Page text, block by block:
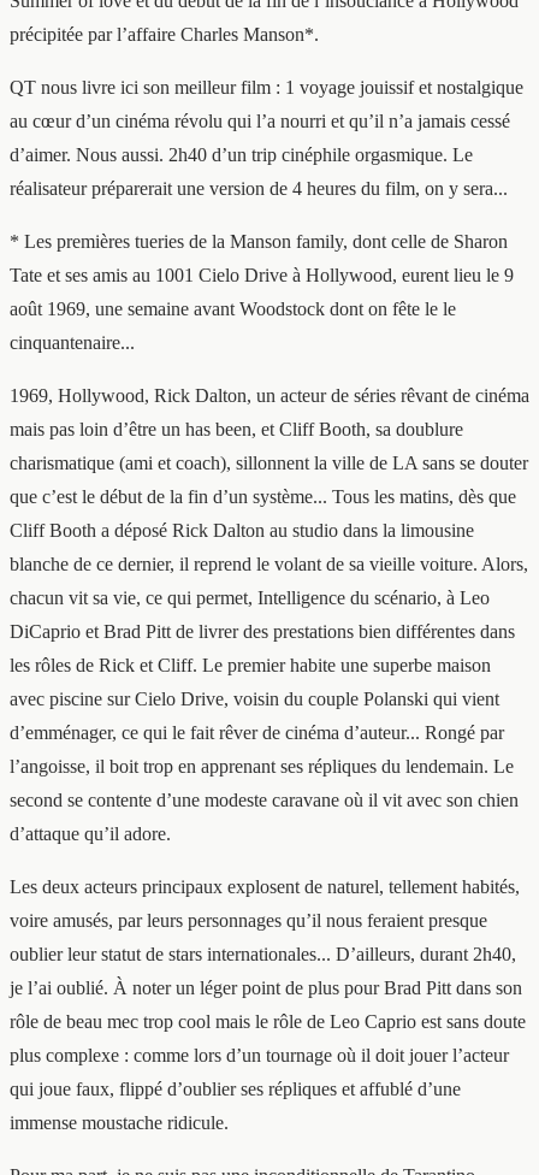
précipitée par l’affaire Charles Manson*.
QT nous livre ici son meilleur film : 1 voyage jouissif et nostalgique
au cœur d’un cinéma révolu qui l’a nourri et qu’il n’a jamais cessé
d’aimer. Nous aussi. 2h40 d’un trip cinéphile orgasmique. Le
réalisateur préparerait une version de 4 heures du film, on y sera...
* Les premières tueries de la Manson family, dont celle de Sharon
Tate et ses amis au 1001 Cielo Drive à Hollywood, eurent lieu le 9
août 1969, une semaine avant Woodstock dont on fête le le
cinquantenaire...
1969, Hollywood, Rick Dalton, un acteur de séries rêvant de cinéma
mais pas loin d’être un has been, et Cliff Booth, sa doublure
charismatique (ami et coach), sillonnent la ville de LA sans se douter
que c’est le début de la fin d’un système... Tous les matins, dès que
Cliff Booth a déposé Rick Dalton au studio dans la limousine
blanche de ce dernier, il reprend le volant de sa vieille voiture. Alors,
chacun vit sa vie, ce qui permet, Intelligence du scénario, à Leo
DiCaprio et Brad Pitt de livrer des prestations bien différentes dans
les rôles de Rick et Cliff. Le premier habite une superbe maison
avec piscine sur Cielo Drive, voisin du couple Polanski qui vient
d’emménager, ce qui le fait rêver de cinéma d’auteur... Rongé par
l’angoisse, il boit trop en apprenant ses répliques du lendemain. Le
second se contente d’une modeste caravane où il vit avec son chien
d’attaque qu’il adore.
Les deux acteurs principaux explosent de naturel, tellement habités,
voire amusés, par leurs personnages qu’il nous feraient presque
oublier leur statut de stars internationales... D’ailleurs, durant 2h40,
je l’ai oublié. À noter un léger point de plus pour Brad Pitt dans son
rôle de beau mec trop cool mais le rôle de Leo Caprio est sans doute
plus complexe : comme lors d’un tournage où il doit jouer l’acteur
qui joue faux, flippé d’oublier ses répliques et affublé d’une
immense moustache ridicule.